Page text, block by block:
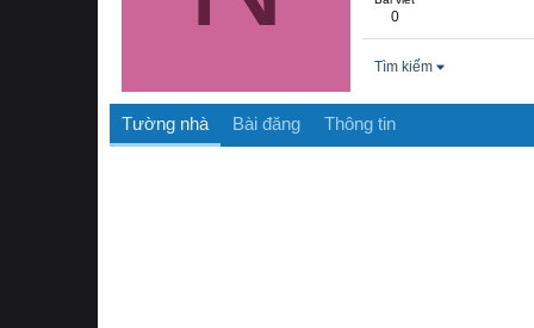
0
Tìm kiếm
Tường nhà Bài đăng Thông tin